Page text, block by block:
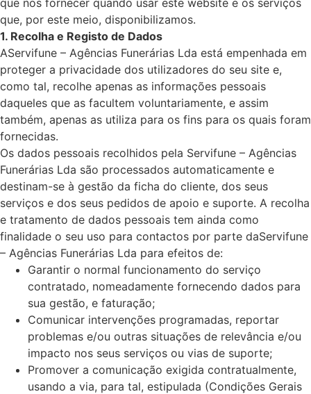
que nos fornecer quando usar este website e os serviços
que, por este meio, disponibilizamos.
1. Recolha e Registo de Dados
AServifune – Agências Funerárias Lda está empenhada em
proteger a privacidade dos utilizadores do seu site e,
como tal, recolhe apenas as informações pessoais
daqueles que as facultem voluntariamente, e assim
também, apenas as utiliza para os fins para os quais foram
fornecidas.
Os dados pessoais recolhidos pela Servifune – Agências
Funerárias Lda são processados automaticamente e
destinam-se à gestão da ficha do cliente, dos seus
serviços e dos seus pedidos de apoio e suporte. A recolha
e tratamento de dados pessoais tem ainda como
finalidade o seu uso para contactos por parte daServifune
– Agências Funerárias Lda para efeitos de:
Garantir o normal funcionamento do serviço
contratado, nomeadamente fornecendo dados para
sua gestão, e faturação;
Comunicar intervenções programadas, reportar
problemas e/ou outras situações de relevância e/ou
impacto nos seus serviços ou vias de suporte;
Promover a comunicação exigida contratualmente,
usando a via, para tal, estipulada (Condições Gerais